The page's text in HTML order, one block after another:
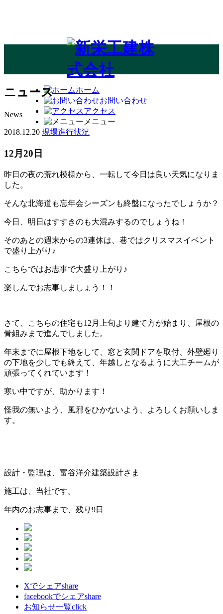
ホーム
お問い合わせ
アクセス
メニュー
ニュース
News
2018.12.20 現場進行状況
12月20日
昨日の夜の荒れ模様から、一転して今日は良い天気になりま
した。
そんな北海道も忘年会シーズンも終盤になったでしょうか？
今日、明日はすすきのも大混みするのでしょうね！
そのあとの週末からの3連休は、巷ではクリスマスイベント
で盛り上がり♪
こちらではお志事で大盛り上がり♪
楽しんでお志事しましょう！！
さて、こちらの住宅も12月上旬より建て方が始まり、屋根の
骨組みまで進んでしました。
年末までに屋根下地をして、窓と玄関ドアを取付、外壁廻り
の下地を少しでも終えて、年越しとなるように大工チームが
頑張ってくれています！
寒い中ですが、助かります！
怪我の無いよう、風邪をひかないよう、よろしくお願いしま
す。
設計・監理は、富谷洋介建築設計さま
施工は、当社です。
年内のお志事まで、残り9日
Xでシェアshare
facebookでシェアshare
お知らせ一覧click